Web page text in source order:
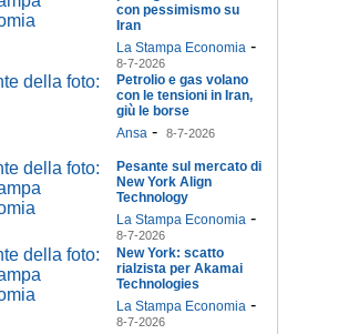
con pessimismo su
Iran
La Stampa Economia -
8-7-2026
Petrolio e gas volano
con le tensioni in Iran,
giù le borse
Ansa - 8-7-2026
Pesante sul mercato di
New York Align
Technology
La Stampa Economia -
8-7-2026
New York: scatto
rialzista per Akamai
Technologies
La Stampa Economia -
8-7-2026